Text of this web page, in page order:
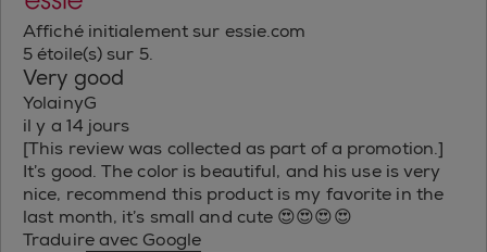
Affiché initialement sur essie.com
5 étoile(s) sur 5.
Very good
YolainyG
il y a 14 jours
[This review was collected as part of a promotion.]
It’s good. The color is beautiful, and his use is very
nice, recommend this product is my favorite in the
last month, it’s small and cute 😍😍😍😍
Traduire avec Google